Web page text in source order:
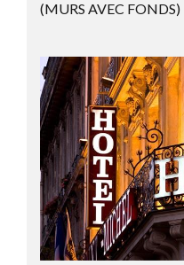
(MURS AVEC FONDS)